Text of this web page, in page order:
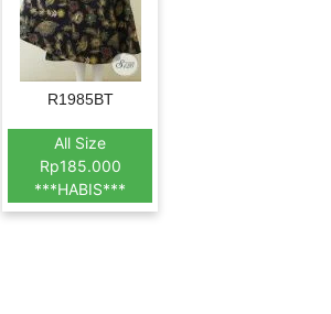
R1985BT
All Size
Rp185.000
***HABIS***